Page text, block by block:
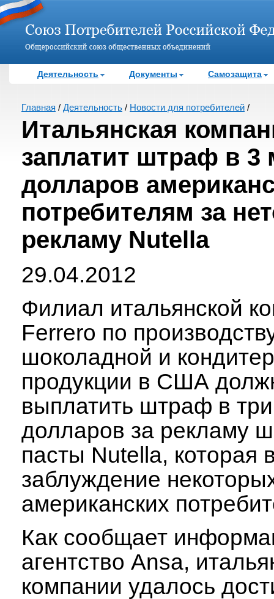
Деятельность Документы Самозащита
Главная / Деятельность / Новости для потребителей /
Итальянская
заплатит штраф в 3
долларов
потребителям за
рекламу Nutella
29.04.2012
Филиал итальянской
Ferrero по
шоколадной и
продукции в США
выплатить штраф в
долларов за рекламу
пасты Nutella, которая
заблуждение
американских
Как сообщает
агентство Ansa,
компании удалось